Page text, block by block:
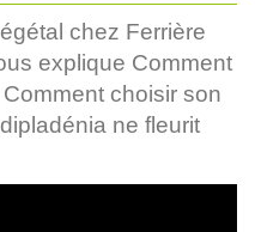
chez Ferrière
explique Comment
choisir son
ne fleurit